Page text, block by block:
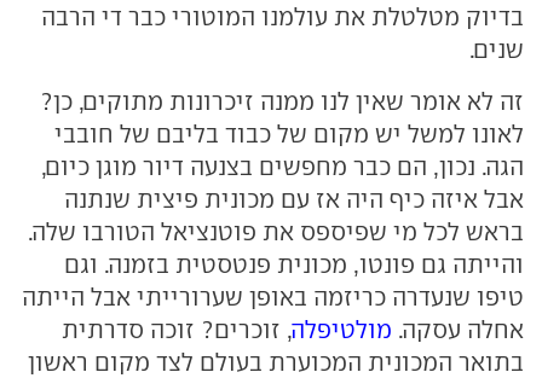
בדיוק מטלטלת את עולמנו המוטורי כבר די הרבה
שנים.
זה לא אומר שאין לנו ממנה זיכרונות מתוקים, כן?
לאונו למשל יש מקום של כבוד בליבם של חובבי
הגה. נכון, הם כבר מחפשים בצנעה דיור מוגן כיום,
אבל איזה כיף היה אז עם מכונית פיצית שנתנה
בראש לכל מי שפיספס את פוטנציאל הטורבו שלה.
והייתה גם פונטו, מכונית פנטסטית בזמנה. וגם
טיפו שנעדרה כריזמה באופן שערורייתי אבל הייתה
אחלה עסקה. מולטיפלה, זוכרים? זוכה סדרתית
בתואר המכונית המכוערת בעולם לצד מקום ראשון